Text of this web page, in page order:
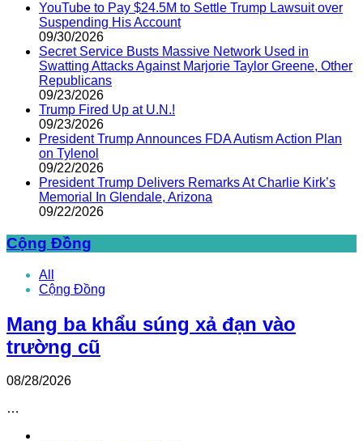
YouTube to Pay $24.5M to Settle Trump Lawsuit over
Suspending His Account
09/30/2026
Secret Service Busts Massive Network Used in
Swatting Attacks Against Marjorie Taylor Greene, Other
Republicans
09/23/2026
Trump Fired Up at U.N.!
09/23/2026
President Trump Announces FDA Autism Action Plan
on Tylenol
09/22/2026
President Trump Delivers Remarks At Charlie Kirk’s
Memorial In Glendale, Arizona
09/22/2026
Cộng Đồng
All
Cộng Đồng
Mang ba khẩu súng xả đạn vào
trường cũ
08/28/2026
…